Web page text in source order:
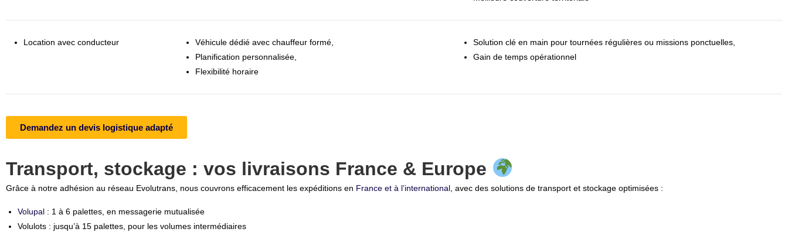
Location avec conducteur
Véhicule dédié avec chauffeur formé,
Planification personnalisée,
Flexibilité horaire
Solution clé en main pour tournées régulières ou missions ponctuelles,
Gain de temps opérationnel
Demandez un devis logistique adapté
Transport, stockage : vos livraisons France & Europe
Grâce à notre adhésion au réseau Evolutrans, nous couvrons efficacement les expéditions en France et à l’international , avec des solutions de transport et stockage optimisées :
Volupal : 1 à 6 palettes, en messagerie mutualisée
Volulots : jusqu’à 15 palettes, pour les volumes intermédiaires